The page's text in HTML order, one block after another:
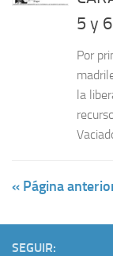
5 y
Por
la
« Página
SEGUIR: